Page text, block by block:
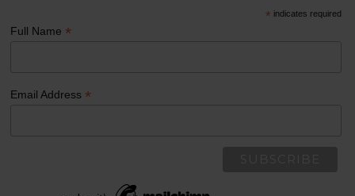
* indicates required
Full Name *
Email Address *